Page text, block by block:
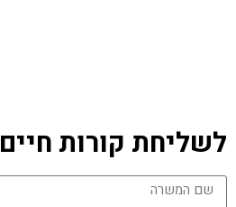
לשליחת קורות חיים